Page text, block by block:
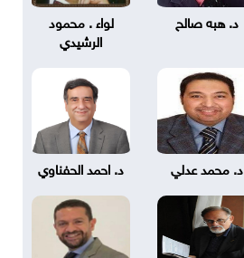
د. هبه صالح
لواء . محمود
الرشيدي
د. محمد عدلي د. احمد الحفناوي